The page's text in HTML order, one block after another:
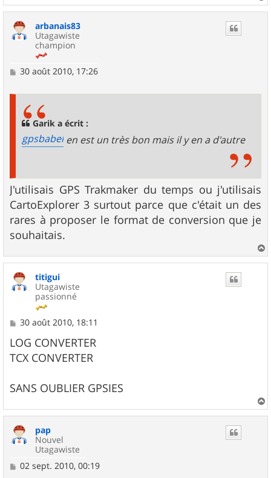
a
arbanais83
Utagawiste
champion
M
30 août 2010, 17:26
Garik a écrit :
gpsbabel en est un très bon mais il y en a d'autre
J'utilisais GPS Trakmaker du temps ou j'utilisais
CartoExplorer 3 surtout parce que c'était un des
rares à proposer le format de conversion que je
souhaitais.
a
titigui
Utagawiste
passionné
M
s
s
a
30 août 2010, 18:11
LOG CONVERTER
TCX CONVERTER
SANS OUBLIER GPSIES
a
pap
Nouvel
Utagawiste
M
02 sept. 2010, 00:19